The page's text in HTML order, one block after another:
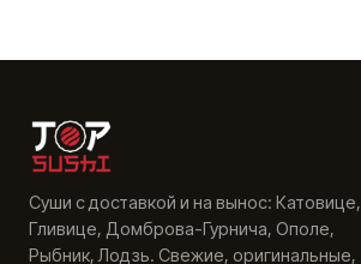
Суши с доставкой и на вынос: Катовице,
Гливице, Домброва-Гурнича, Ополе,
Рыбник, Лодзь. Свежие, оригинальные,